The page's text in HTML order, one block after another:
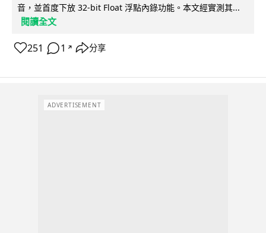
音，並首度下放 32-bit Float 浮點內錄功能。本文經實測其...
閱讀全文
251 1 ↗ 分享
ADVERTISEMENT